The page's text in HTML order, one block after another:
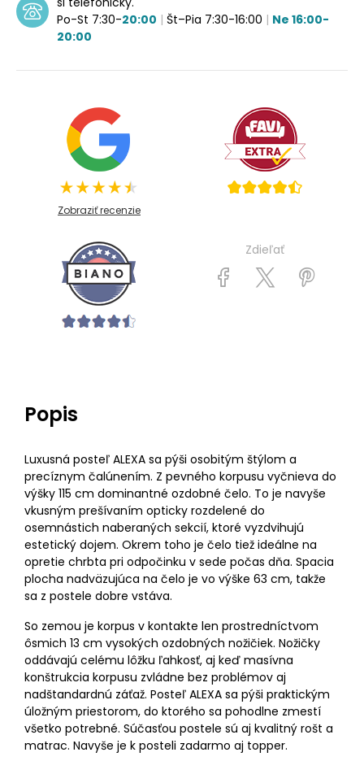
Po-St 7:30-20:00 | Št–Pia 7:30-16:00 | Ne 16:00-
20:00
Zobraziť recenzie
Zdieľať
Popis
Luxusná posteľ ALEXA sa pýši osobitým štýlom a
precíznym čalúnením. Z pevného korpusu vyčnieva do
výšky 115 cm dominantné ozdobné čelo. To je navyše
vkusným prešívaním opticky rozdelené do
osemnástich naberaných sekcií, ktoré vyzdvihujú
estetický dojem. Okrem toho je čelo tiež ideálne na
opretie chrbta pri odpočinku v sede počas dňa. Spacia
plocha nadväzujúca na čelo je vo výške 63 cm, takže
sa z postele dobre vstáva.
So zemou je korpus v kontakte len prostredníctvom
ôsmich 13 cm vysokých ozdobných nožičiek. Nožičky
oddávajú celému lôžku ľahkosť, aj keď masívna
konštrukcia korpusu zvládne bez problémov aj
nadštandardnú záťaž. Posteľ ALEXA sa pýši praktickým
úložným priestorom, do ktorého sa pohodlne zmestí
všetko potrebné. Súčasťou postele sú aj kvalitný rošt a
matrac. Navyše je k posteli zadarmo aj topper.